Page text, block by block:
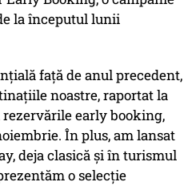
la începutul lunii
față de anul precedent,
noastre, raportat la
early booking,
În plus, am lansat
deja clasică și în turismul
o selecție